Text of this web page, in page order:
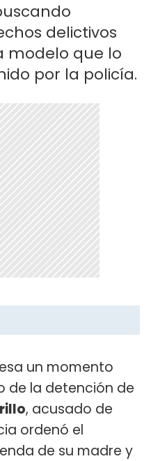
delictivos
modelo que lo
por la policía.
un momento
de la detención de
, acusado de
ordenó el
de su madre y